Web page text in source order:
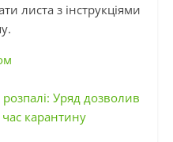
листа з інструкціями
розпалі: Уряд дозволив
карантину